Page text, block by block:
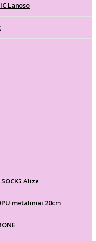
Lanoso
SOCKS Alize
metaliniai 20cm